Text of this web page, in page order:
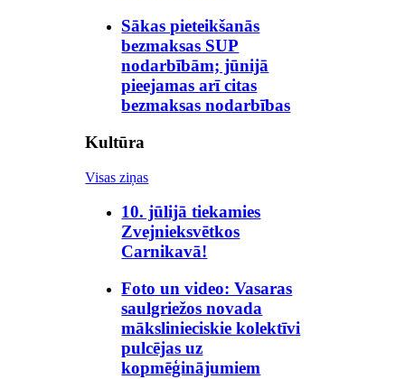
Sākas pieteikšanās
bezmaksas SUP
nodarbībām; jūnijā
pieejamas arī citas
bezmaksas nodarbības
Kultūra
Visas ziņas
10. jūlijā tiekamies
Zvejnieksvētkos
Carnikavā!
Foto un video: Vasaras
saulgriežos novada
mākslinieciskie kolektīvi
pulcējas uz
kopmēģinājumiem